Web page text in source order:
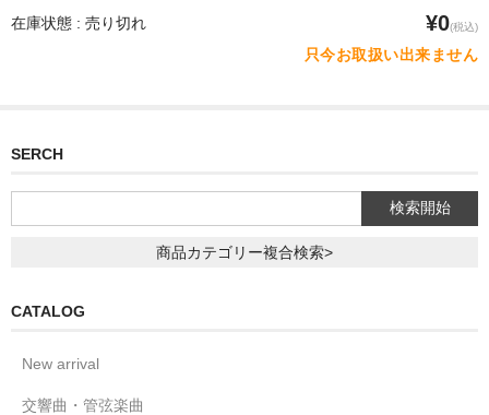
CONTACT
在庫状態 : 売り切れ ¥0(税込)
只今お取扱い出来ません
SERCH
商品カテゴリー複合検索>
CATALOG
New arrival
交響曲・管弦楽曲